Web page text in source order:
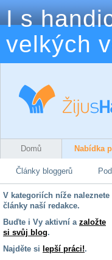
I s
velkých
Domů Nabídka
Články bloggerů
V kategoriích níže naleznete
články naší redakce.
Buďte i Vy aktivní a založte
si svůj blog.
Najděte si lepší práci!.